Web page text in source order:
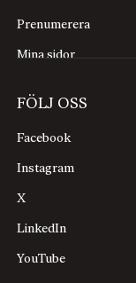
Prenumerera
Mina sidor
FÖLJ OSS
Facebook
Instagram
X
LinkedIn
YouTube